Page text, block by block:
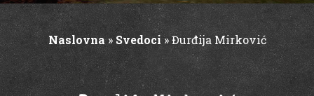
Naslovna» Svedoci»Đurđija Mirković